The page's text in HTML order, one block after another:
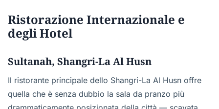
Ristorazione Internazionale e
degli Hotel
Sultanah, Shangri-La Al Husn
Il ristorante principale dello Shangri-La Al Husn offre
quella che è senza dubbio la sala da pranzo più